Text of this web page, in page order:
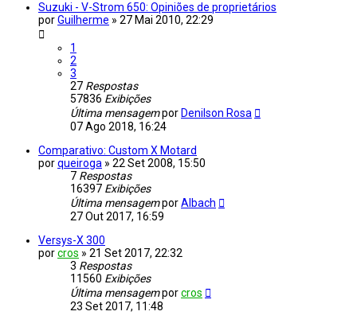
Suzuki - V-Strom 650: Opiniões de proprietários
porGuilherme » 27 Mai 2010, 22:29
1
2
3
27 Respostas
57836 Exibições
Última mensagempor Denilson Rosa
07 Ago 2018, 16:24
Comparativo: Custom X Motard
porqueiroga » 22 Set 2008, 15:50
7 Respostas
16397 Exibições
Última mensagemporAlbach
27 Out 2017, 16:59
Versys-X 300
porcros » 21 Set 2017, 22:32
3 Respostas
11560 Exibições
Última mensagemporcros
23 Set 2017, 11:48